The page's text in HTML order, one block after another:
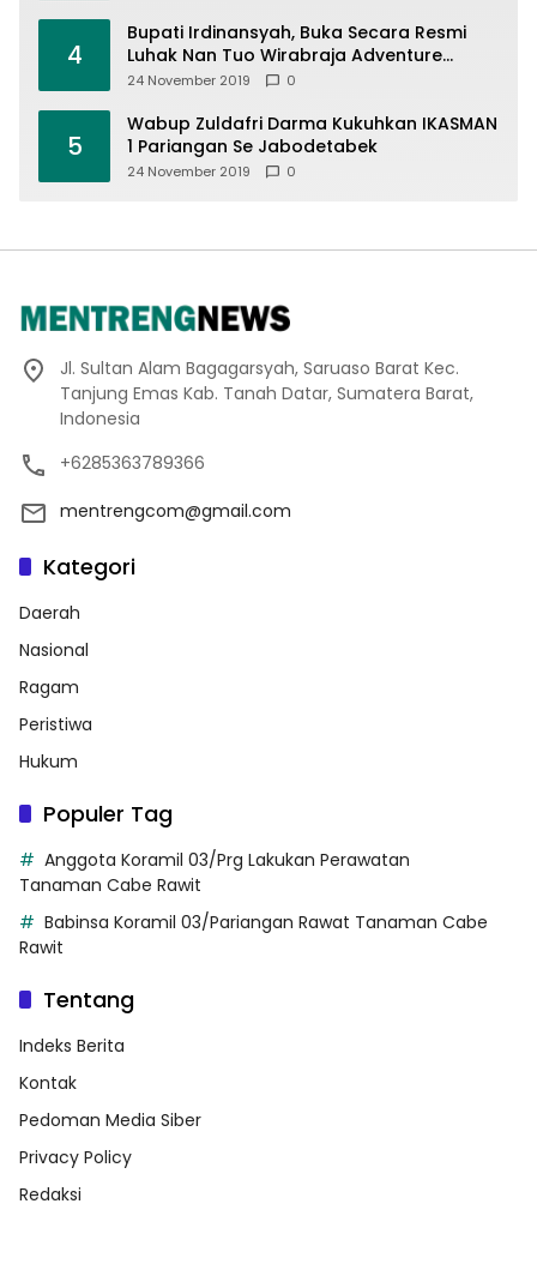
4
Bupati Irdinansyah, Buka Secara Resmi
Luhak Nan Tuo Wirabraja Adventure
Offroad 2019
24 November 2019 0
5
Wabup Zuldafri Darma Kukuhkan IKASMAN
1 Pariangan Se Jabodetabek
24 November 2019 0
Jl. Sultan Alam Bagagarsyah, Saruaso Barat Kec.
Tanjung Emas Kab. Tanah Datar, Sumatera Barat,
Indonesia
+6285363789366
mentrengcom@gmail.com
Kategori
Daerah
Nasional
Ragam
Peristiwa
Hukum
Populer Tag
Anggota Koramil 03/Prg Lakukan Perawatan
Tanaman Cabe Rawit
Babinsa Koramil 03/Pariangan Rawat Tanaman Cabe
Rawit
Tentang
Indeks Berita
Kontak
Pedoman Media Siber
Privacy Policy
Redaksi